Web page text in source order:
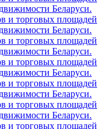
Беларуси.
и торговых площадей
Беларуси.
и торговых площадей
Беларуси.
и торговых площадей
Беларуси.
и торговых площадей
Беларуси.
и торговых площадей
Беларуси.
и торговых площадей